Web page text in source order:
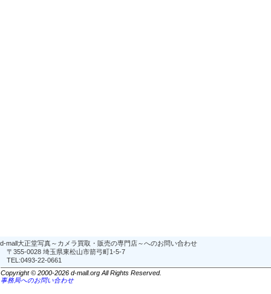
d-mall大正堂写真～カメラ買取・販売の専門店～へのお問い合わせ
〒355-0028 埼玉県東松山市箭弓町1-5-7
TEL:0493-22-0661
Copyright © 2000-2026 d-mall.org All Rights Reserved.
事務局へのお問い合わせ